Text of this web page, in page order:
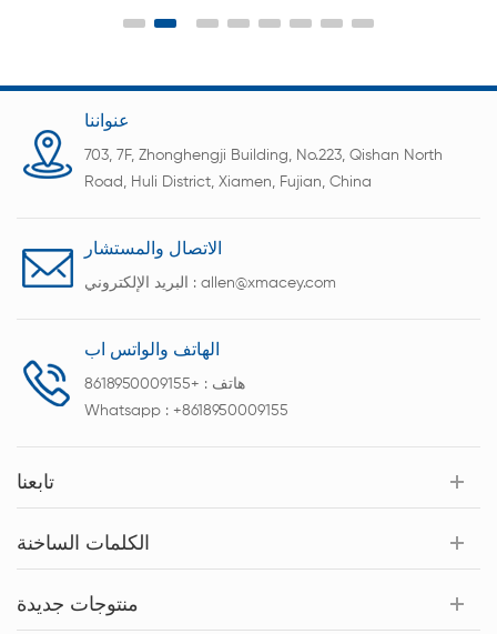
الإلكترونية المستهلك الأخرى و
عنواننا
703, 7F, Zhonghengji Building, No.223, Qishan North
Road, Huli District, Xiamen, Fujian, China
الاتصال والمستشار
البريد الإلكتروني : allen@xmacey.com
الهاتف والواتس اب
هاتف : +8618950009155
Whatsapp : +8618950009155
تابعنا
الكلمات الساخنة
منتوجات جديدة